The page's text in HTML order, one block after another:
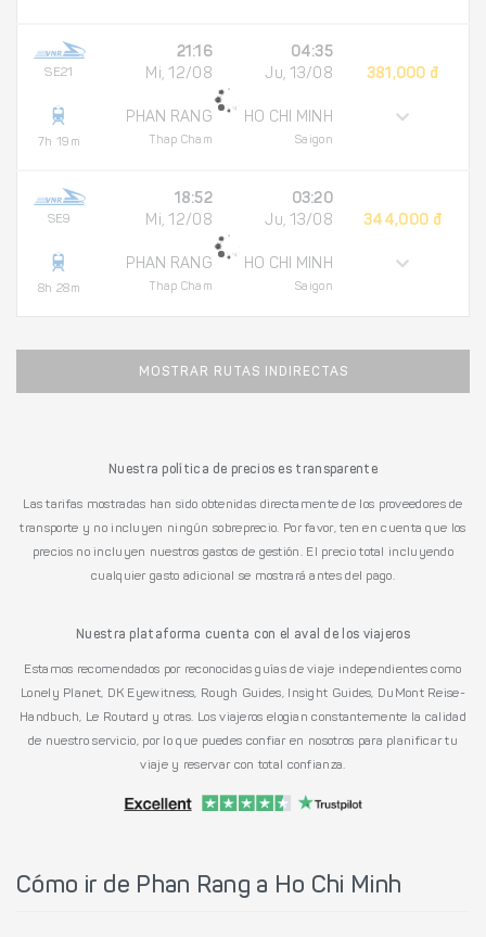
SE21
7h 19m
21:16
Mi, 12/08
PHAN RANG
Thap Cham
04:35
Ju, 13/08
HO CHI MINH
Saigon
381,000 đ
SE9
8h 28m
18:52
Mi, 12/08
PHAN RANG
Thap Cham
03:20
Ju, 13/08
HO CHI MINH
Saigon
344,000 đ
MOSTRAR RUTAS INDIRECTAS
Nuestra política de precios es transparente
Las tarifas mostradas han sido obtenidas directamente de los proveedores de
transporte y no incluyen ningún sobreprecio. Por favor, ten en cuenta que los
precios no incluyen nuestros gastos de gestión. El precio total incluyendo
cualquier gasto adicional se mostrará antes del pago.
Nuestra plataforma cuenta con el aval de los viajeros
Estamos recomendados por reconocidas guías de viaje independientes como
Lonely Planet, DK Eyewitness, Rough Guides, Insight Guides, DuMont Reise-
Handbuch, Le Routard y otras. Los viajeros elogian constantemente la calidad
de nuestro servicio, por lo que puedes confiar en nosotros para planificar tu
viaje y reservar con total confianza.
Cómo ir de Phan Rang a Ho Chi Minh